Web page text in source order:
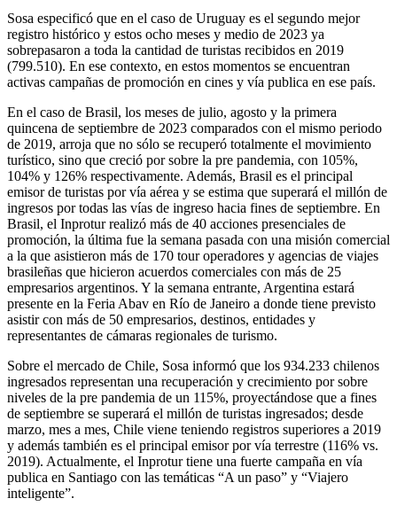
Sosa especificó que en el caso de Uruguay es el segundo mejor
registro histórico y estos ocho meses y medio de 2023 ya
sobrepasaron a toda la cantidad de turistas recibidos en 2019
(799.510). En ese contexto, en estos momentos se encuentran
activas campañas de promoción en cines y vía publica en ese país.
En el caso de Brasil, los meses de julio, agosto y la primera
quincena de septiembre de 2023 comparados con el mismo periodo
de 2019, arroja que no sólo se recuperó totalmente el movimiento
turístico, sino que creció por sobre la pre pandemia, con 105%,
104% y 126% respectivamente. Además, Brasil es el principal
emisor de turistas por vía aérea y se estima que superará el millón de
ingresos por todas las vías de ingreso hacia fines de septiembre. En
Brasil, el Inprotur realizó más de 40 acciones presenciales de
promoción, la última fue la semana pasada con una misión comercial
a la que asistieron más de 170 tour operadores y agencias de viajes
brasileñas que hicieron acuerdos comerciales con más de 25
empresarios argentinos. Y la semana entrante, Argentina estará
presente en la Feria Abav en Río de Janeiro a donde tiene previsto
asistir con más de 50 empresarios, destinos, entidades y
representantes de cámaras regionales de turismo.
Sobre el mercado de Chile, Sosa informó que los 934.233 chilenos
ingresados representan una recuperación y crecimiento por sobre
niveles de la pre pandemia de un 115%, proyectándose que a fines
de septiembre se superará el millón de turistas ingresados; desde
marzo, mes a mes, Chile viene teniendo registros superiores a 2019
y además también es el principal emisor por vía terrestre (116% vs.
2019). Actualmente, el Inprotur tiene una fuerte campaña en vía
publica en Santiago con las temáticas “A un paso” y “Viajero
inteligente”.